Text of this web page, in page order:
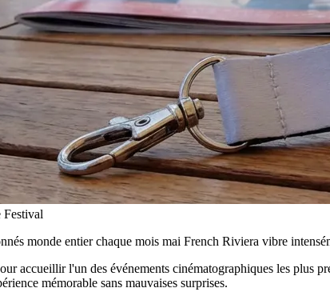
Festival
monde entier chaque mois mai French Riviera vibre
accueillir l'un des événements cinématographiques les plus
mémorable sans mauvaises surprises.